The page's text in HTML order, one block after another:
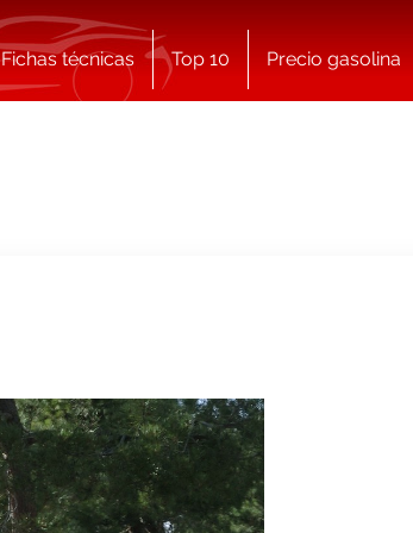
Fichas técnicas Top 10 Precio gasolina